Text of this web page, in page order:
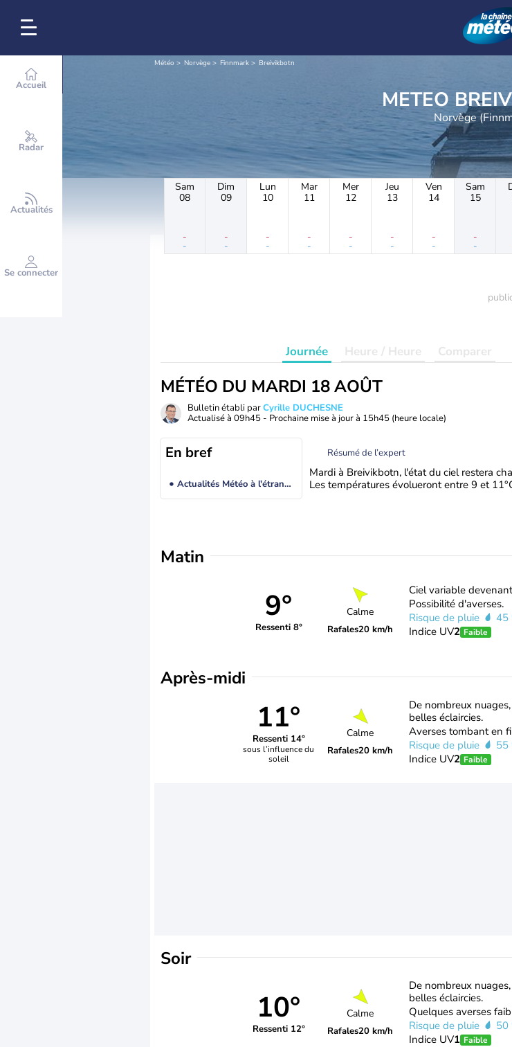
Accueil
Radar
Actualités
Se connecter
Météo Norvège Finnmark Breivikbotn
METEO
Norvège
Sam
08
-
-
Dim
09
-
-
Lun
10
-
-
Mar
11
-
-
Mer
12
-
-
Jeu
13
-
-
Ven
14
-
-
Sam
15
-
-
Journée Heure / Heure Comparer
MÉTÉO DU MARDI 18 AOÛT
Bulletin établi parCyrille DUCHESNE
Actualisé à 09h45 - Prochaine mise à jour à 15h45 (heure locale)
En bref
Actualités Météo à l'étranger
Résumé de l’expert
Mardi à Breivikbotn, l'état du ciel restera
Les températures évolueront entre 9 et
Matin
9°
Ressenti 8°
Calme
Rafales20 km/h
Ciel variable
Possibilité d'averses.
Risque de pluie
45
Indice UV2 Faible
Après-midi
11°
Ressenti 14°
sous l’influence du
soleil
Calme
Rafales20 km/h
De nombreux
belles éclaircies.
Averses tombant en
Risque de pluie
55
Indice UV2 Faible
Soir
10°
Ressenti 12°
Calme
Rafales20 km/h
De nombreux
belles éclaircies.
Quelques averses
Risque de pluie
50
Indice UV1 Faible